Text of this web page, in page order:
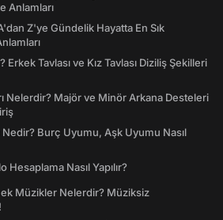
Anlamları
Z'ye Gündelik Hayatta En Sık
Erkek Tavlası ve Kız Tavlası Diziliş Şekilleri
Nelerdir? Majör ve Minör Arkana Desteleri
Burç Uyumu, Aşk Uyumu Nasıl
Nasıl Yapılır?
Müzikler Nelerdir? Müziksiz